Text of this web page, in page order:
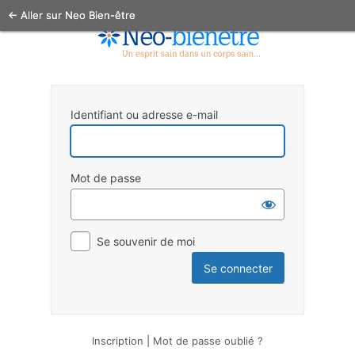
Identifiant ou adresse e-mail
Mot de passe
Se souvenir de moi
Inscription Mot de passe oublié ?
← Aller sur Neo Bien-être